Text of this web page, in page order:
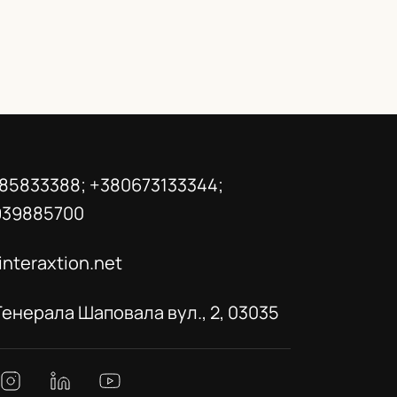
+380673133344;
Шаповала вул., 2, 03035